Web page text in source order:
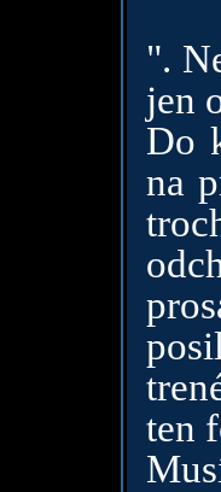
".
jen
Do
na
ten